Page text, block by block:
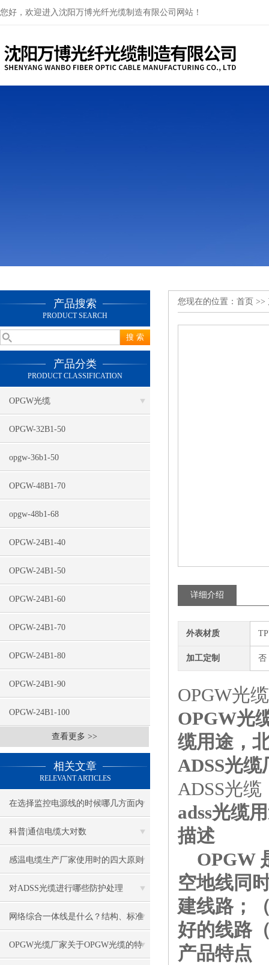
您好，欢迎进入沈阳万博光纤光缆制造有限公司网站！
产品搜索
PRODUCT SEARCH
产品分类
PRODUCT CLASSIFICATION
OPGW光缆
OPGW-32B1-50
opgw-36b1-50
OPGW-48B1-70
opgw-48b1-68
OPGW-24B1-40
OPGW-24B1-50
OPGW-24B1-60
OPGW-24B1-70
OPGW-24B1-80
OPGW-24B1-90
OPGW-24B1-100
查看更多 >>
相关文章
RELEVANT ARTICLES
在选择监控电源线的时候哪几方面内
容需要格外注意
科普|通信电缆大对数
感温电缆生产厂家使用时的四大原则
对ADSS光缆进行哪些防护处理
网络综合一体线是什么？结构、标准
与应用全解析
OPGW光缆厂家关于OPGW光缆的特
您现在的位置： 首页 >>
详细介绍
外表材质
加工定制 否
OPGW光
OPGW光
缆用途，
ADSS光
ADSS光缆
adss光缆
描述
OPGW
空地线同
建线路；
好的线路
产品特点